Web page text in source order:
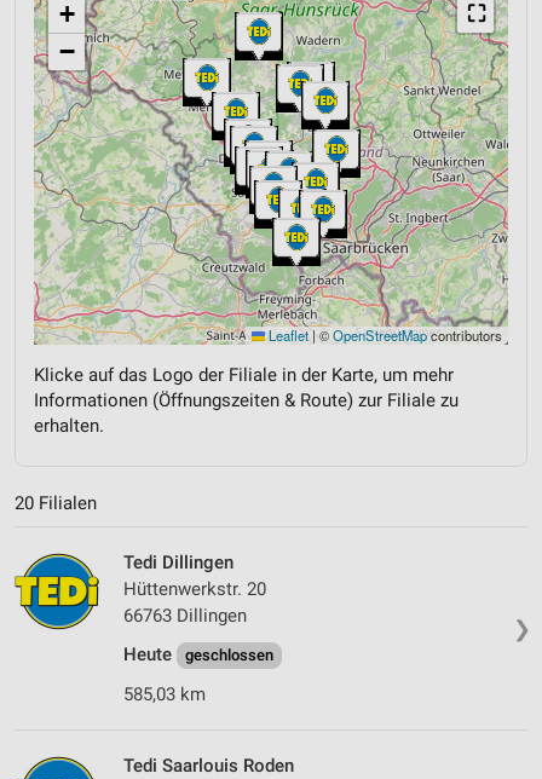
⛶
+
−
Leaflet | ©OpenStreetMapcontributors
Klicke auf das Logo der Filiale in der Karte, um mehr
Informationen (Öffnungszeiten & Route) zur Filiale zu
erhalten.
20 Filialen
❯
Tedi Dillingen
Hüttenwerkstr. 20
66763 Dillingen
Heute
geschlossen
585,03 km
Tedi Saarlouis Roden